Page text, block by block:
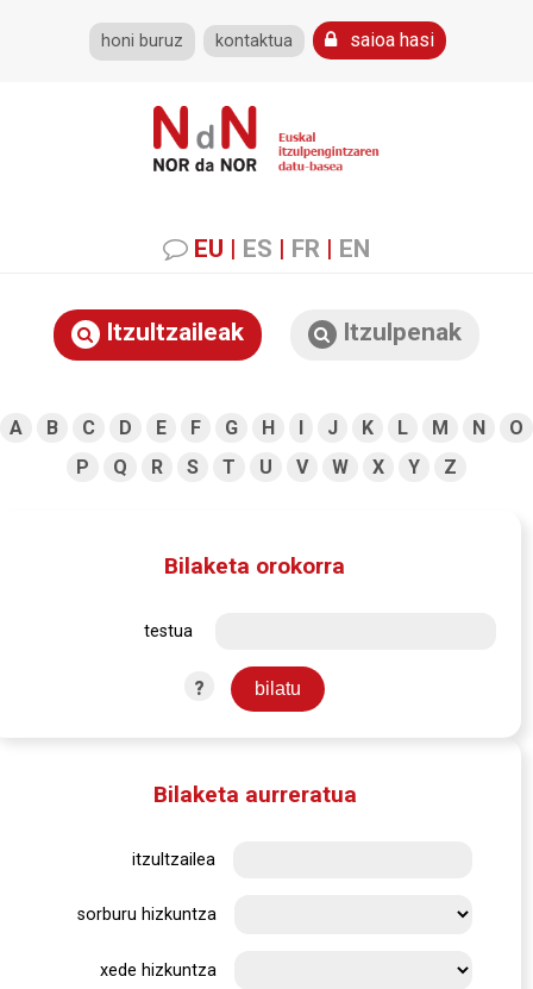
honi buruz kontaktua saioa hasi
EU | ES | FR | EN
Itzultzaileak Itzulpenak
A B C D E F G H I J K L M N
O
P
Q R S T U V W X Y Z
Bilaketa orokorra
testua
?
Bilaketa aurreratua
itzultzailea
sorburu hizkuntza
xede hizkuntza